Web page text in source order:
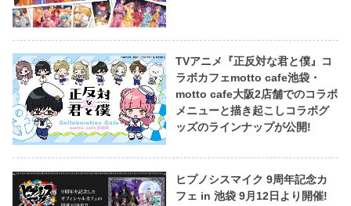
TVアニメ『正反対な君と僕』コ
ラボカフェmotto cafe池袋・
motto cafe大阪2店舗でのコラボ
メニューと描き起こしコラボグ
ッズのラインナップが公開!
ヒプノシスマイク 9周年記念カ
フェ in 池袋 9月12日より開催!